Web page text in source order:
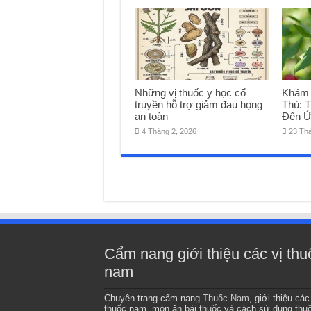
Những vị thuốc y học cổ
truyền hỗ trợ giảm đau họng
an toàn
4 Tháng 2, 2026
Thù:
Đến
23
Cẩm nang giới thiệu các vị
nam
Chuyên trang cẩm nang Thuốc Nam, giới thiệu
thuốc nam, món ăn bài thuốc và cách sử dụng